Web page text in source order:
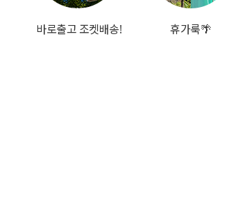
바로출고 조켓배송! 휴가룩🌴